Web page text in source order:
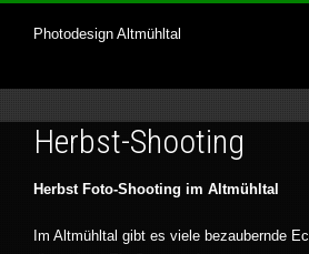
Photodesign Altmühltal
Herbst-Shooting
Herbst Foto-Shooting im Altmühltal
Im Altmühltal gibt es viele bezaubernde